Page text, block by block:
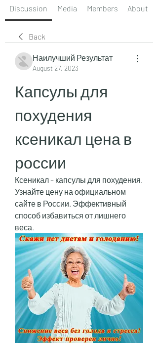
Discussion Media Members About
Back
Наилучший Результат
August 27, 2023
Капсулы для
похудения
ксеникал цена в
россии
Ксеникал – капсулы для похудения.
Узнайте цену на официальном
сайте в России. Эффективный
способ избавиться от лишнего
веса.